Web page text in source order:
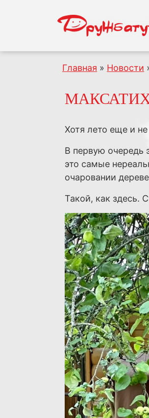
Главная » Новости
Хотя лето еще и
В первую очередь
это самые
очаровании
Такой, как здесь.